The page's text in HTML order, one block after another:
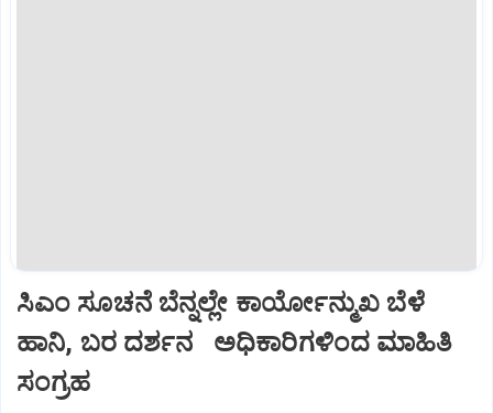
ಸಿಎಂ ಸೂಚನೆ ಬೆನ್ನಲ್ಲೇ ಕಾರ್ಯೋನ್ಮುಖ ಬೆಳೆ
ಹಾನಿ, ಬರ ದರ್ಶನ ಅಧಿಕಾರಿಗಳಿಂದ ಮಾಹಿತಿ
ಸಂಗ್ರಹ